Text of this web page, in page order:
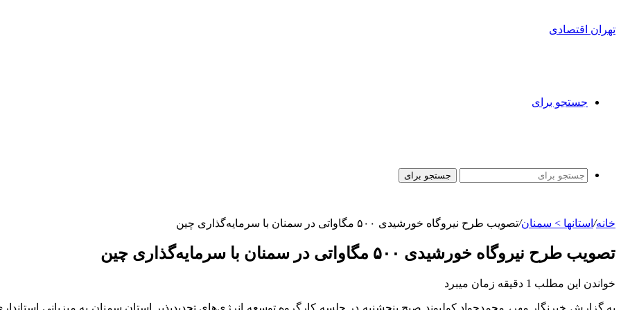
تهران اقتصادی
جستجو برای
جستجو برای
خانه/ استانها > سمنان/تصویب طرح نیروگاه خورشیدی ۵۰۰ مگاواتی در سمنان با سرمایه‌گذاری چین
تصویب طرح نیروگاه خورشیدی ۵۰۰ مگاواتی در سمنان با سرمایه‌گذاری چین
خواندن این مطلب 1 دقیقه زمان میبرد
به گزارش خبرنگار مهر، محمدجواد کولیوند صبح پنجشنبه در جلسه کارگروه توسعه انرژی‌های تجدیدپذیر استان سمنان به میزبانی